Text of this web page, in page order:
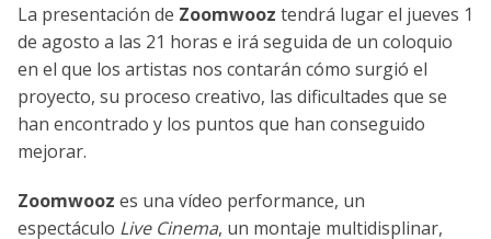
La presentación de Zoomwooz tendrá lugar el jueves 1
de agosto a las 21 horas e irá seguida de un coloquio
en el que los artistas nos contarán cómo surgió el
proyecto, su proceso creativo, las dificultades que se
han encontrado y los puntos que han conseguido
mejorar.
Zoomwooz es una vídeo performance, un
espectáculo Live Cinema, un montaje multidisplinar,